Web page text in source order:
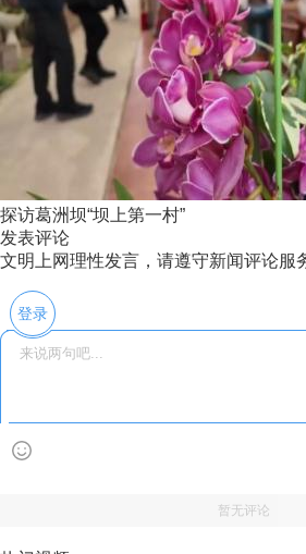
探访葛洲坝“坝上第一村”
发表评论
文明上网理性发言，请遵守新闻评论服
登录
暂无评论